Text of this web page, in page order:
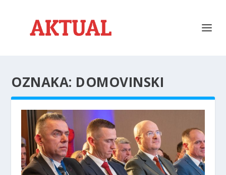
OZNAKA: DOMOVINSKI